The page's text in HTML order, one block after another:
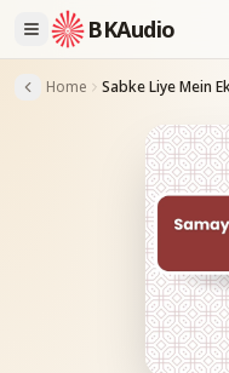
BKAudio
Home